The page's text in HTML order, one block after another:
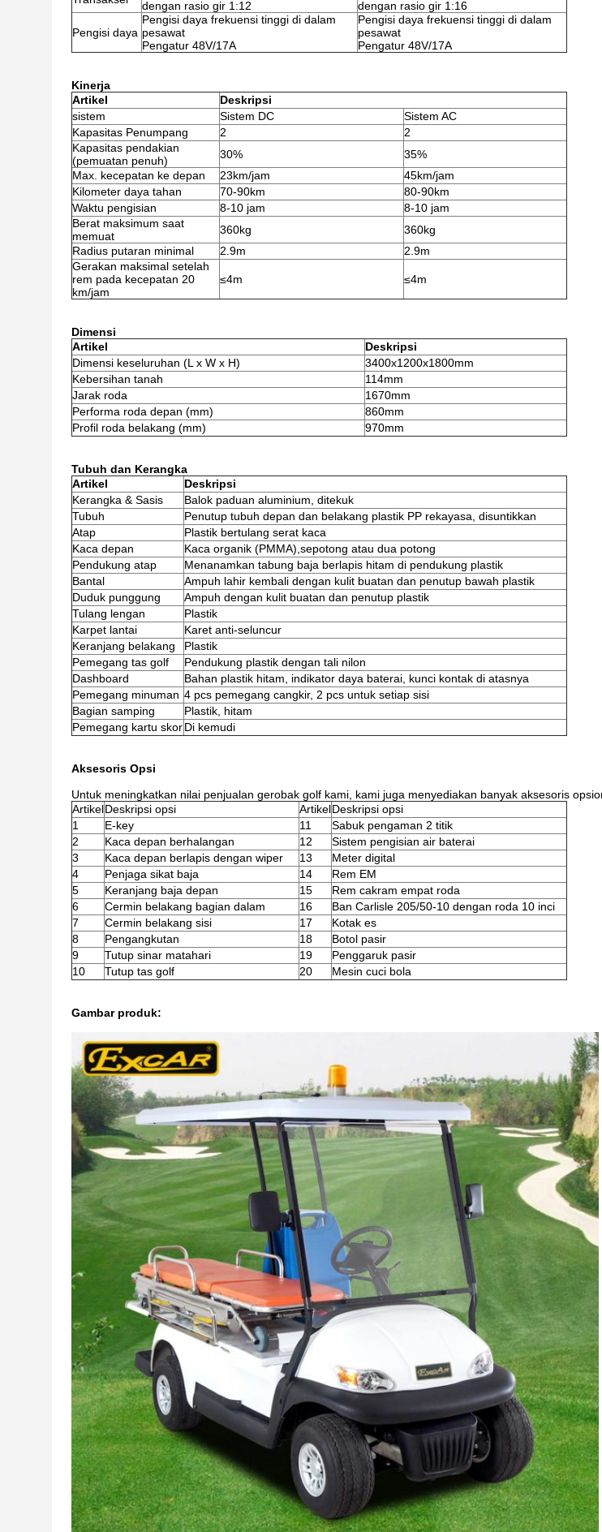
dengan rasio gir 1:12
dengan rasio gir 1:16
Pengisi daya
Pengisi daya frekuensi tinggi di dalam
pesawat
Pengatur 48V/17A
Pengisi daya frekuensi tinggi di dalam
pesawat
Pengatur 48V/17A
Kinerja
Artikel
Deskripsi
sistem
Sistem DC
Sistem AC
Kapasitas Penumpang
2
2
Kapasitas pendakian
(pemuatan penuh)
30%
35%
Max. kecepatan ke depan
23km/jam
45km/jam
Kilometer daya tahan
70-90km
80-90km
Waktu pengisian
8-10 jam
8-10 jam
Berat maksimum saat
memuat
360kg
360kg
Radius putaran minimal
2.9m
2.9m
Gerakan maksimal setelah
rem pada kecepatan 20
km/jam
≤4m ≤4m
Dimensi
Artikel
Deskripsi
Dimensi keseluruhan (L x W x H)
3400x1200x1800mm
Kebersihan tanah
114mm
Jarak roda
1670mm
Performa roda depan (mm)
860mm
Profil roda belakang (mm)
970mm
Tubuh dan Kerangka
Artikel
Deskripsi
Kerangka & Sasis
Balok paduan aluminium, ditekuk
Tubuh
Penutup tubuh depan dan belakang plastik PP rekayasa, disuntikkan
Atap
Plastik bertulang serat kaca
Kaca depan
Kaca organik (PMMA),sepotong atau dua potong
Pendukung atap
Menanamkan tabung baja berlapis hitam di pendukung plastik
Bantal
Ampuh lahir kembali dengan kulit buatan dan penutup bawah plastik
Duduk punggung
Ampuh dengan kulit buatan dan penutup plastik
Tulang lengan
Plastik
Karpet lantai
Karet anti-seluncur
Keranjang belakang
Plastik
Pemegang tas golf
Pendukung plastik dengan tali nilon
Dashboard
Bahan plastik hitam, indikator daya baterai, kunci kontak di atasnya
Pemegang minuman 4 pcs pemegang cangkir, 2 pcs untuk setiap sisi
Bagian samping
Plastik, hitam
Pemegang kartu skorDi kemudi
Aksesoris Opsi
Untuk meningkatkan nilai penjualan gerobak golf kami, kami juga menyediakan banyak aksesoris
ArtikelDeskripsi opsi ArtikelDeskripsi opsi
1
E-key 11
Sabuk pengaman 2 titik
2
Kaca depan berhalangan 12
Sistem pengisian air baterai
3
Kaca depan berlapis dengan wiper 13
Meter digital
4
Penjaga sikat baja 14
Rem EM
5
Keranjang baja depan 15
Rem cakram empat roda
6
Cermin belakang bagian dalam 16
Ban Carlisle 205/50-10 dengan roda 10 inci
7
Cermin belakang sisi 17
Kotak es
8
Pengangkutan 18
Botol pasir
9
Tutup sinar matahari 19
Penggaruk pasir
10
Tutup tas golf 20 Mesin cuci bola
Gambar produk: